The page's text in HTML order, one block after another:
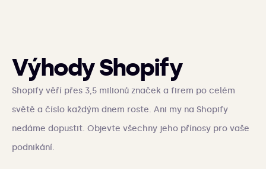
Výhody Shopify
Shopify věří přes 3,5 milionů značek a firem po celém
světě a číslo každým dnem roste. Ani my na Shopify
nedáme dopustit. Objevte všechny jeho přínosy pro vaše
podnikání.